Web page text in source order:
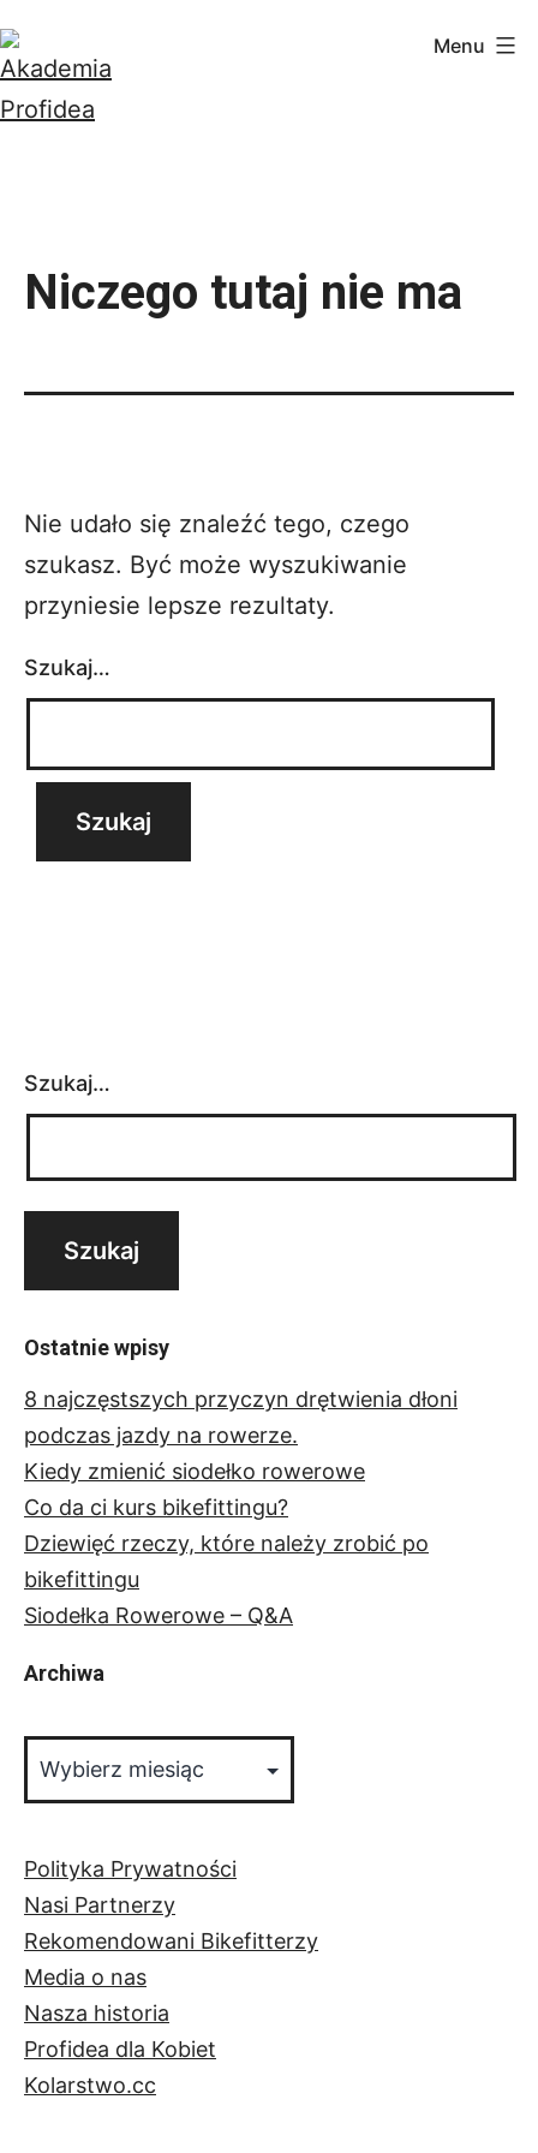
do
treści
Menu
Niczego tutaj nie ma
Nie udało się znaleźć tego, czego
szukasz. Być może wyszukiwanie
przyniesie lepsze rezultaty.
Szukaj…
Szukaj…
Ostatnie wpisy
8 najczęstszych przyczyn drętwienia dłoni
podczas jazdy na rowerze.
Kiedy zmienić siodełko rowerowe
Co da ci kurs bikefittingu?
Dziewięć rzeczy, które należy zrobić po
bikefittingu
Siodełka Rowerowe – Q&A
Archiwa
Polityka Prywatności
Nasi Partnerzy
Rekomendowani Bikefitterzy
Media o nas
Nasza historia
Profidea dla Kobiet
Kolarstwo.cc